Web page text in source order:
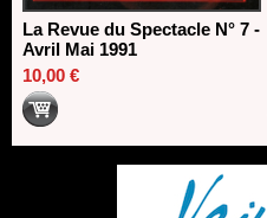
La Revue du Spectacle N° 7 -
Avril Mai 1991
10,00 €